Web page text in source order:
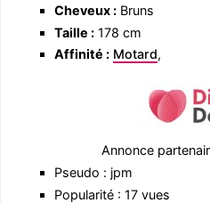
Cheveux :Bruns
Taille :178 cm
Affinité : Motard,
Annonce
Pseudo : jpm
Popularité : 17 vues